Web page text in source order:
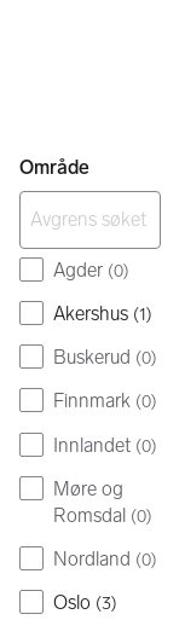
Område
Agder (0)
Akershus (1)
Buskerud (0)
Finnmark (0)
Innlandet (0)
Møre og
Romsdal (0)
Nordland (0)
Oslo (3)